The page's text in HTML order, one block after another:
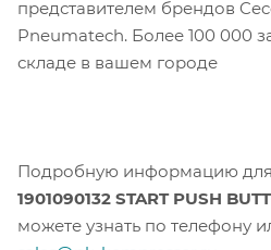
представителем брендов
Pneumatech. Более 100 000
складе в вашем городе
Подробную информацию для
1901090132 START PUSH
можете узнать по телефону